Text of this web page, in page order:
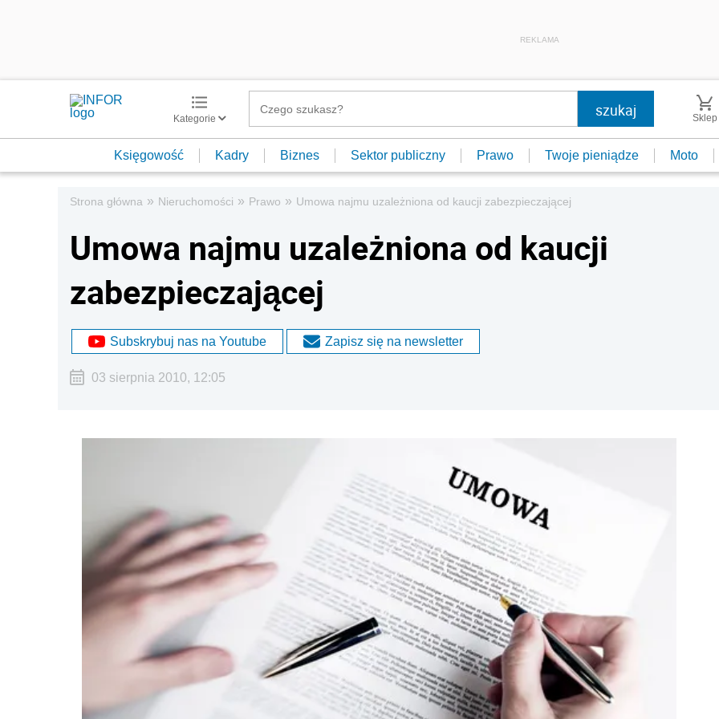
REKLAMA
Kategorie Sklep
Księgowość Kadry Biznes Sektor publiczny Prawo Twoje pieniądze Moto
Strona główna » Nieruchomości » Prawo » Umowa najmu uzależniona od kaucji zabezpieczającej
Umowa najmu uzależniona od kaucji
zabezpieczającej
Subskrybuj nas na Youtube Zapisz się na newsletter
03 sierpnia 2010, 12:05